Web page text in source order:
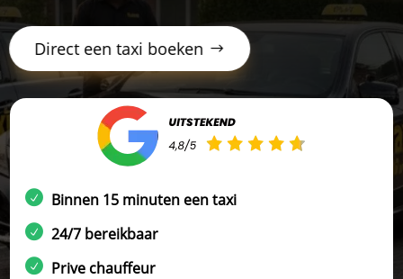
Direct een taxi boeken
Binnen 15 minuten een taxi
24/7 bereikbaar
Prive chauffeur